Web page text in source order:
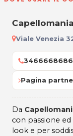
Capellomania
Viale Venezia
3466668686
Pagina
Da
con passione
look e per